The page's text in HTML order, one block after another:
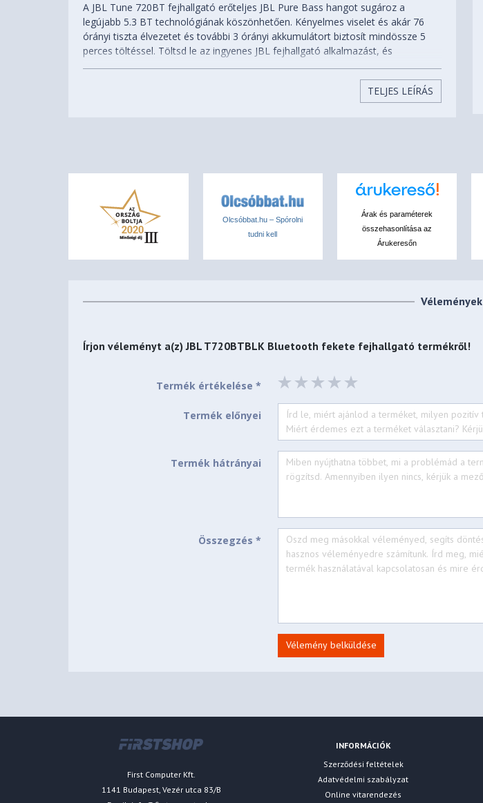
A JBL Tune 720BT fejhallgató erőteljes JBL Pure Bass hangot sugároz a
legújabb 5.3 BT technológiának köszönhetően. Kényelmes viselet és akár 76
órányi tiszta élvezetet és további 3 órányi akkumulátort biztosít mindössze 5
perces töltéssel. Töltsd le az ingyenes JBL fejhallgató alkalmazást, és
testreszabhatod a fejhallgató hangzását az EQ segítségével. Kezeld a
hívásokat, a hangot és a hangerőt a fülkagylóból a kényelmes gombvezérlésnek
köszönhetően. Ha egy hívás érkezik, miközben videót nézel egy másik
Jellemzők:
JBL Pure Bass Sound
Vezeték nélküli Bluetooth 5.3 technológia
Akár 76 órás akkumulátor-üzemidő
TELJES LEÍRÁS
Olcsóbbat.hu – Spórolni
tudni kell
Árak és paraméterek
összehasonlítása az
Árukeresőn
Vélemények
Írjon véleményt a(z)JBL T720BTBLK Bluetooth fekete fejhallgató termékről!
Termék értékelése *
Termék előnyei
Termék hátrányai
Összegzés *
Vélemény belküldése
First Computer Kft.
1141 Budapest, Vezér utca 83/B
INFORMÁCIÓK
Szerződési feltételek
Adatvédelmi szabályzat
Online vitarendezés